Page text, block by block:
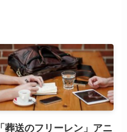
「葬送のフリーレン」アニ